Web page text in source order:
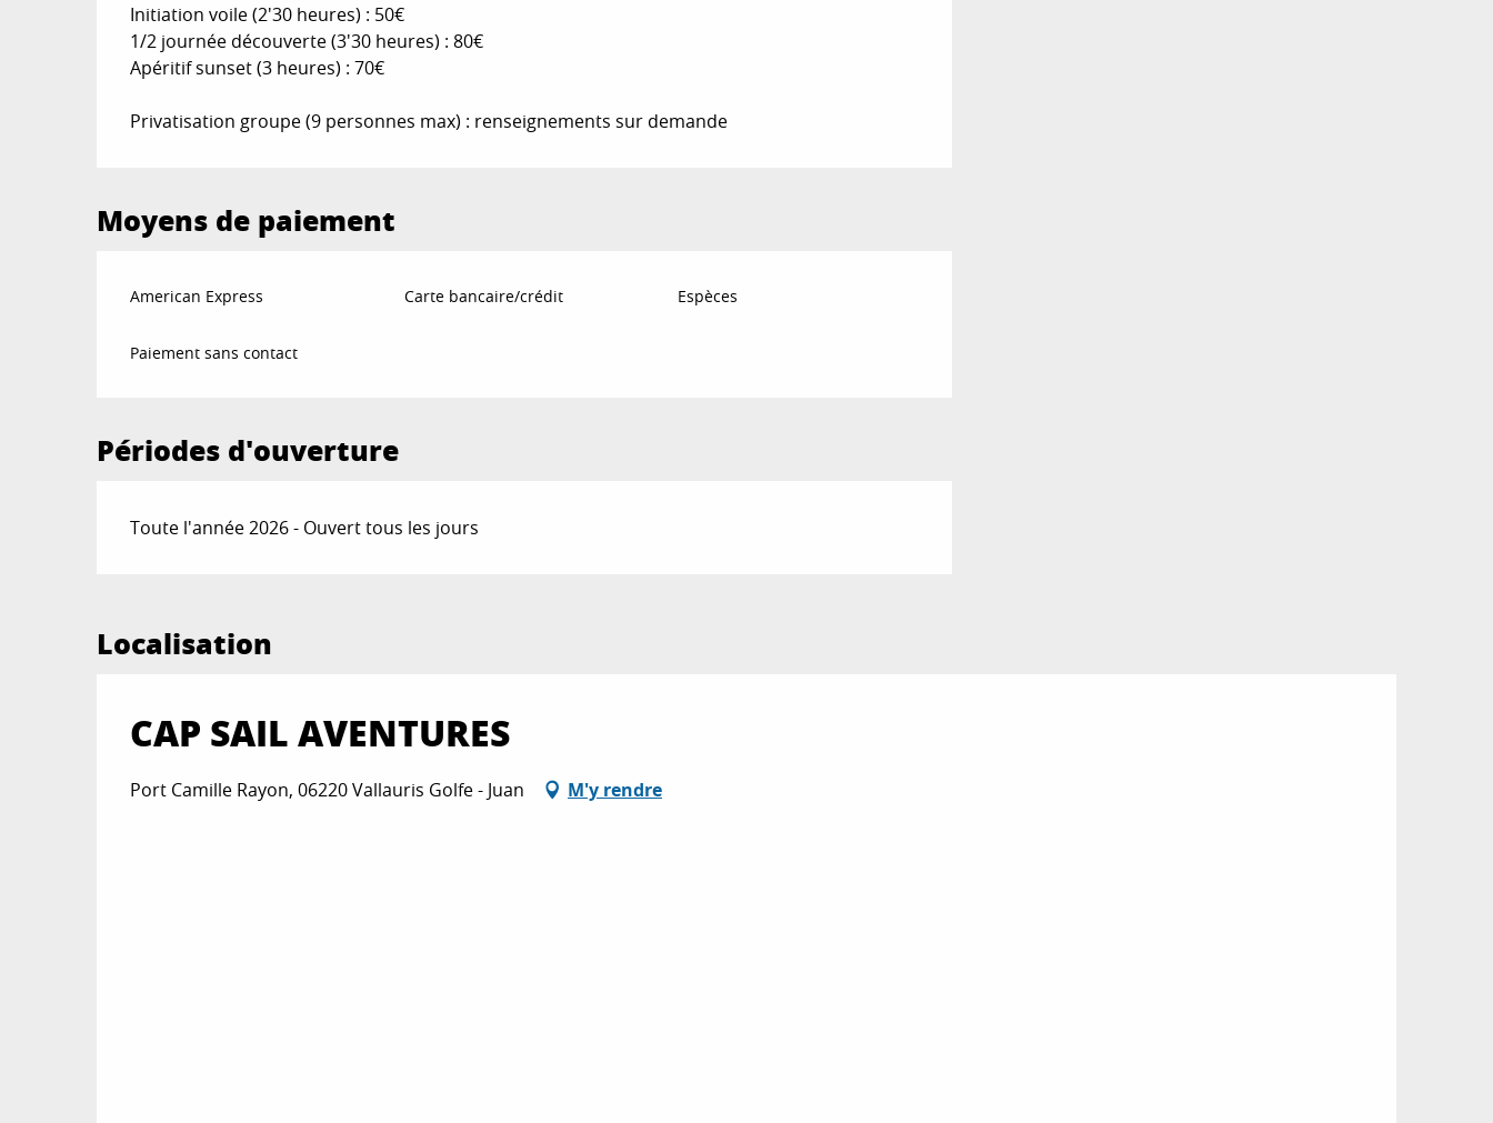
Initiation voile (2'30 heures) : 50€
1/2 journée découverte (3'30 heures) : 80€
Apéritif sunset (3 heures) : 70€
Privatisation groupe (9 personnes max) : renseignements sur demande
Moyens de paiement
American Express Carte bancaire/crédit Espèces
Paiement sans contact
Périodes d'ouverture
Toute l'année 2026 - Ouvert tous les jours
Localisation
CAP SAIL AVENTURES
Port Camille Rayon, 06220 Vallauris Golfe - Juan M'y rendre